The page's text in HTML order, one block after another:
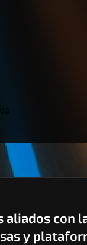
aliados con
y